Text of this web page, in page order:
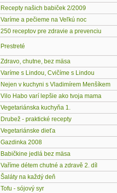
Recepty našich babiček 2/2009
Varíme a pečieme na Veľkú noc
250 receptov pre zdravie a prevenciu
Prestreté
Zdravo, chutne, bez mäsa
Varíme s Lindou, Cvičíme s Lindou
Nejen v kuchyni s Vladimírem Menšíkem
Vilo Habo varí lepšie ako tvoja mama
Vegetariánska kuchyňa 1.
Drubež - praktické recepty
Vegetariánske dieťa
Gazdinka 2008
Babičkine jedlá bez mäsa
Vaříme détem chutné a zdravě 2. díl
Šaláty na každý deň
Tofu - sójový syr